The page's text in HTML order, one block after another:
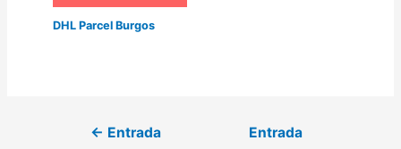
DHL Parcel Burgos
← Entrada
Entrada